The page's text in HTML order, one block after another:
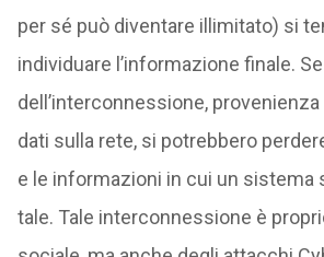
per sé può diventare illimitato) si
individuare l’informazione finale.
dell’interconnessione,
dati sulla rete, si potrebbero
e le informazioni in cui un sistema
tale. Tale interconnessione è